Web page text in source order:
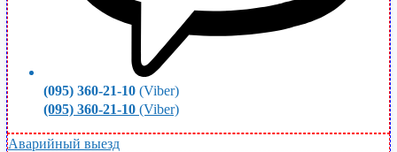
(095) 360-21-10 (Viber)
(095) 360-21-10 (Viber)
Аварийный выезд